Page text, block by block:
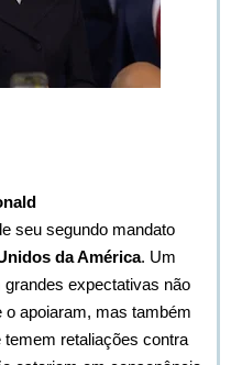
seu segundo mandato
da América. Um
expectativas não
apoiaram, mas também
retaliações contra